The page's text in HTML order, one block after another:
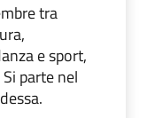
tra
e sport,
parte nel